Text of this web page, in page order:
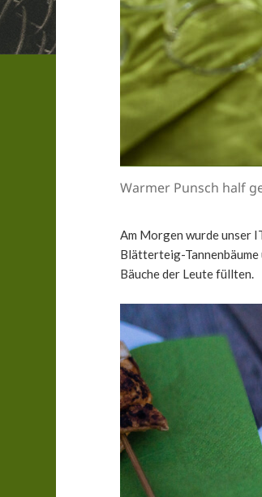
Warmer Punsch half
Am Morgen wurde unser
Blätterteig-Tannenbäume
Bäuche der Leute füllten.